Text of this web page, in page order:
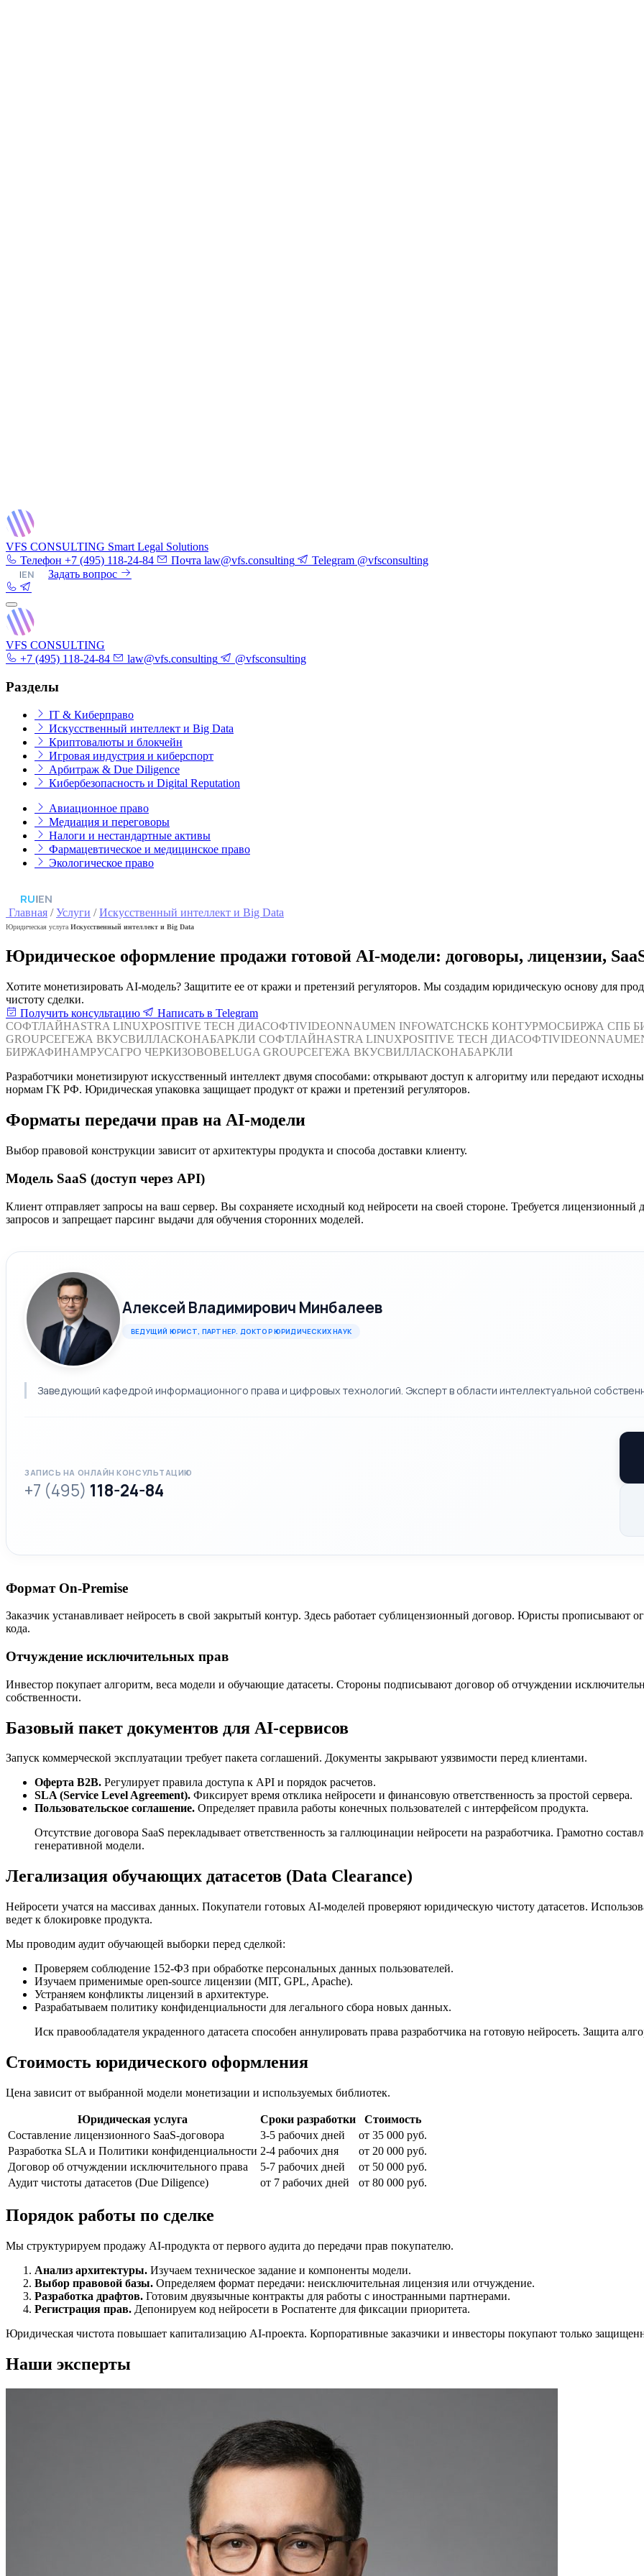
VFS CONSULTING Smart Legal Solutions
Телефон +7 (495) 118-24-84 Почта law@vfs.consulting Telegram @vfsconsulting
|EN Задать вопрос
VFS CONSULTING
+7 (495) 118-24-84
law@vfs.consulting @vfsconsulting
Разделы
IT & Киберправо
Искусственный интеллект и Big Data
Криптовалюты и блокчейн
Игровая индустрия и киберспорт
Арбитраж & Due Diligence
Кибербезопасность и Digital Reputation
Авиационное право
Медиация и переговоры
Налоги и нестандартные активы
Фармацевтическое и медицинское право
Экологическое право
RU|EN
Главная /Услуги /Искусственный интеллект и Big Data
Юридическая услуга Искусственный интеллект и Big Data
Юридическое оформление продажи готовой AI-модели: договоры, лицензии,
Хотите монетизировать AI-модель? Защитите ее от кражи и претензий регуляторов. Мы создадим юридическую основу для
чистоту сделки.
Получить консультацию
Написать в Telegram
СОФТЛАЙНASTRA LINUXPOSITIVE TECH ДИАСОФТIVIDEONNAUMEN INFOWATCHСКБ КОНТУРМОСБИРЖА СПБ
GROUPСЕГЕЖА ВКУСВИЛЛАСКОНАБАРКЛИ СОФТЛАЙНASTRA LINUXPOSITIVE TECH ДИАСОФТIVIDEON
БИРЖАФИНАМРУСАГРО ЧЕРКИЗОВОBELUGA GROUPСЕГЕЖА ВКУСВИЛЛАСКОНАБАРКЛИ
Разработчики монетизируют искусственный интеллект двумя способами: открывают доступ к алгоритму или передают
нормам ГК РФ. Юридическая упаковка защищает продукт от кражи и претензий регуляторов.
Форматы передачи прав на AI-модели
Выбор правовой конструкции зависит от архитектуры продукта и способа доставки клиенту.
Модель SaaS (доступ через API)
Клиент отправляет запросы на ваш сервер. Вы сохраняете исходный код нейросети на своей стороне. Требуется
запросов и запрещает парсинг выдачи для обучения сторонних моделей.
Алексей Владимирович Минбалеев
ВЕДУЩИЙ ЮРИСТ, ПАРТНЕР. ДОКТОР ЮРИДИЧЕСКИХ НАУК
Заведующий кафедрой информационного права и цифровых технологий. Эксперт в области интеллектуальной
ЗАПИСЬ НА ОНЛАЙН КОНСУЛЬТАЦИЮ
+7 (495) 118-24-84
Формат On-Premise
Заказчик устанавливает нейросеть в свой закрытый контур. Здесь работает сублицензионный договор. Юристы
кода.
Отчуждение исключительных прав
Инвестор покупает алгоритм, веса модели и обучающие датасеты. Стороны подписывают договор об отчуждении
собственности.
Базовый пакет документов для AI-сервисов
Запуск коммерческой эксплуатации требует пакета соглашений. Документы закрывают уязвимости перед клиентами.
Оферта B2B. Регулирует правила доступа к API и порядок расчетов.
SLA (Service Level Agreement). Фиксирует время отклика нейросети и финансовую ответственность за простой сервера.
Пользовательское соглашение. Определяет правила работы конечных пользователей с интерфейсом продукта.
Отсутствие договора SaaS перекладывает ответственность за галлюцинации нейросети на разработчика. Грамотно
генеративной модели.
Легализация обучающих датасетов (Data Clearance)
Нейросети учатся на массивах данных. Покупатели готовых AI-моделей проверяют юридическую чистоту датасетов.
ведет к блокировке продукта.
Мы проводим аудит обучающей выборки перед сделкой:
Проверяем соблюдение 152-ФЗ при обработке персональных данных пользователей.
Изучаем применимые open-source лицензии (MIT, GPL, Apache).
Устраняем конфликты лицензий в архитектуре.
Разрабатываем политику конфиденциальности для легального сбора новых данных.
Иск правообладателя украденного датасета способен аннулировать права разработчика на готовую нейросеть. Защита
Стоимость юридического оформления
Цена зависит от выбранной модели монетизации и используемых библиотек.
Юридическая услуга Сроки разработки
Стоимость
Составление лицензионного SaaS-договора
3-5 рабочих дней
от 35 000 руб.
Разработка SLA и Политики конфиденциальности 2-4 рабочих дня
от 20 000 руб.
Договор об отчуждении исключительного права
5-7 рабочих дней
от 50 000 руб.
Аудит чистоты датасетов (Due Diligence)
от 7 рабочих дней от 80 000 руб.
Порядок работы по сделке
Мы структурируем продажу AI-продукта от первого аудита до передачи прав покупателю.
Анализ архитектуры. Изучаем техническое задание и компоненты модели.
Выбор правовой базы. Определяем формат передачи: неисключительная лицензия или отчуждение.
Разработка драфтов. Готовим двуязычные контракты для работы с иностранными партнерами.
Регистрация прав. Депонируем код нейросети в Роспатенте для фиксации приоритета.
Юридическая чистота повышает капитализацию AI-проекта. Корпоративные заказчики и инвесторы покупают только
Наши эксперты